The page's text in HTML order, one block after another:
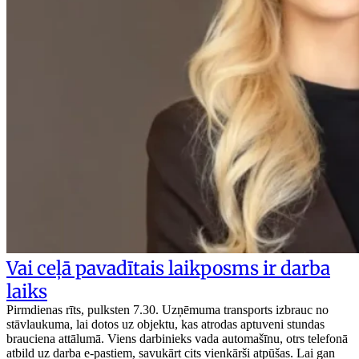
Vai ceļā pavadītais laikposms ir darba
laiks
Pirmdienas rīts, pulksten 7.30. Uzņēmuma transports izbrauc no
stāvlaukuma, lai dotos uz objektu, kas atrodas aptuveni stundas
brauciena attālumā. Viens darbinieks vada automašīnu, otrs telefonā
atbild uz darba e-pastiem, savukārt cits vienkārši atpūšas. Lai gan